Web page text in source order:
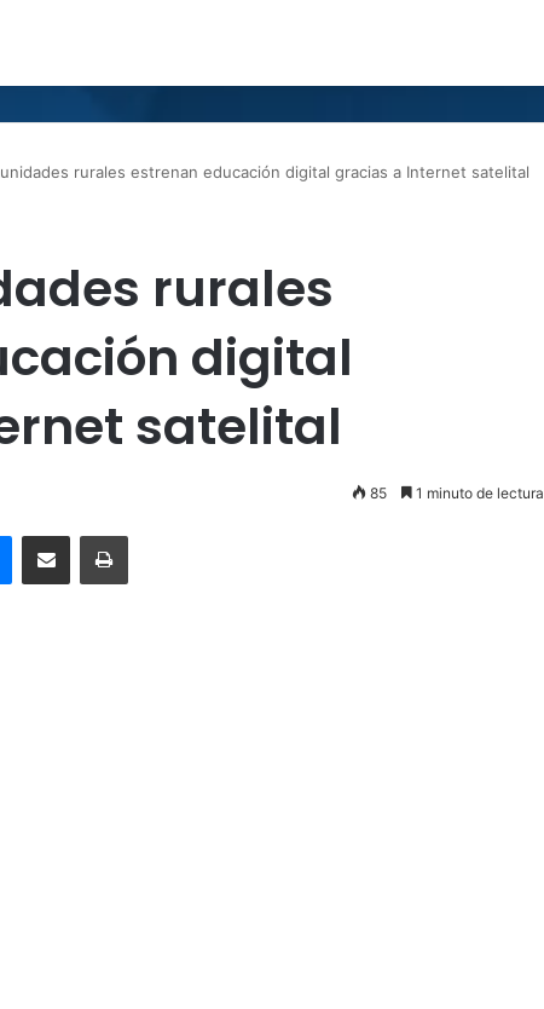
rurales estrenan educación digital gracias a Internet satelital
rurales
digital
satelital
85 1 minuto de lectura
MessengerCompartir por correo electrónicoImprimir